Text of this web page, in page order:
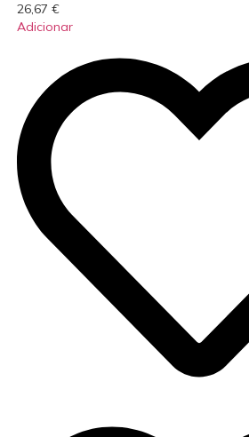
26,67 €
Adicionar